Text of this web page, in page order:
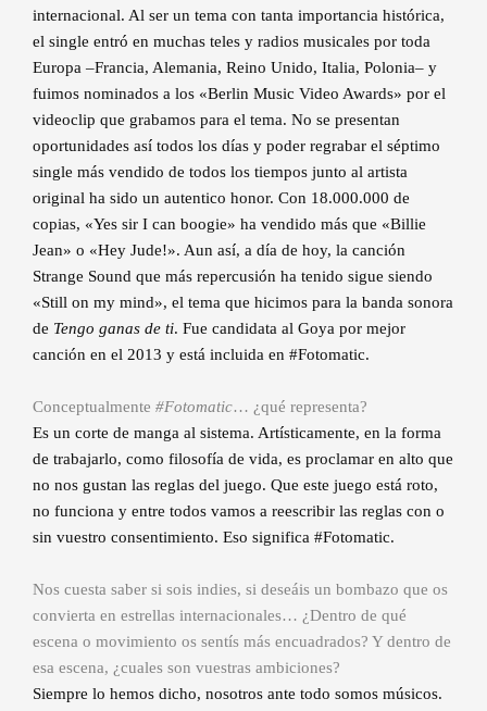
internacional. Al ser un tema con tanta importancia histórica,
el single entró en muchas teles y radios musicales por toda
Europa –Francia, Alemania, Reino Unido, Italia, Polonia– y
fuimos nominados a los «Berlin Music Video Awards» por el
videoclip que grabamos para el tema. No se presentan
oportunidades así todos los días y poder regrabar el séptimo
single más vendido de todos los tiempos junto al artista
original ha sido un autentico honor. Con 18.000.000 de
copias, «Yes sir I can boogie» ha vendido más que «Billie
Jean» o «Hey Jude!». Aun así, a día de hoy, la canción
Strange Sound que más repercusión ha tenido sigue siendo
«Still on my mind», el tema que hicimos para la banda sonora
de Tengo ganas de ti. Fue candidata al Goya por mejor
canción en el 2013 y está incluida en #Fotomatic.
Conceptualmente #Fotomatic… ¿qué representa?
Es un corte de manga al sistema. Artísticamente, en la forma
de trabajarlo, como filosofía de vida, es proclamar en alto que
no nos gustan las reglas del juego. Que este juego está roto,
no funciona y entre todos vamos a reescribir las reglas con o
sin vuestro consentimiento. Eso significa #Fotomatic.
Nos cuesta saber si sois indies, si deseáis un bombazo que os
convierta en estrellas internacionales… ¿Dentro de qué
escena o movimiento os sentís más encuadrados? Y dentro de
esa escena, ¿cuales son vuestras ambiciones?
Siempre lo hemos dicho, nosotros ante todo somos músicos.